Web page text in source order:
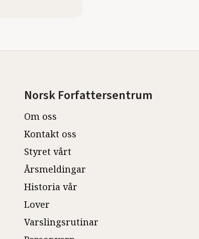
Norsk Forfattersentrum
Om oss
Kontakt oss
Styret vårt
Årsmeldingar
Historia vår
Lover
Varslingsrutinar